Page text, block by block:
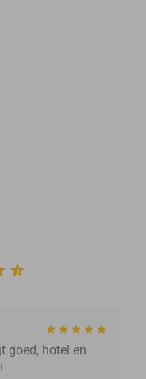
goed, hotel en